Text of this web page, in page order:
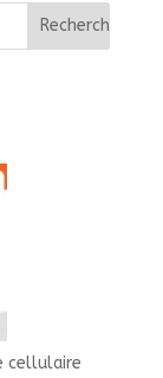
cellulaire